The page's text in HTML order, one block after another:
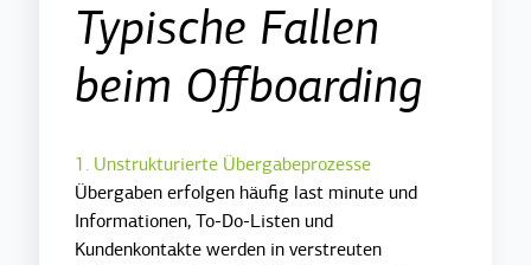
Typische Fallen
beim Offboarding
1. Unstrukturierte Übergabeprozesse
Übergaben erfolgen häufig last minute und
Informationen, To-Do-Listen und
Kundenkontakte werden in verstreuten